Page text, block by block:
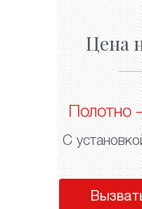
Цена
Полотно
С